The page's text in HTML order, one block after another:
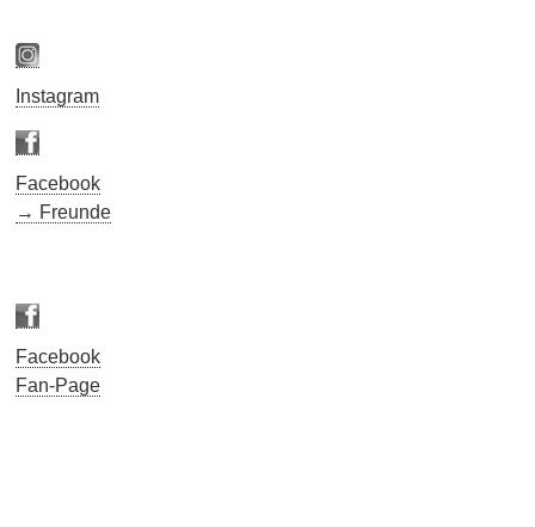
Instagram
Facebook
→ Freunde
Facebook
Fan-Page